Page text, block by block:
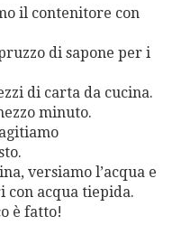
il contenitore con
di sapone per i
di carta da cucina.
minuto.
versiamo l’acqua e
con acqua tiepida.
è fatto!